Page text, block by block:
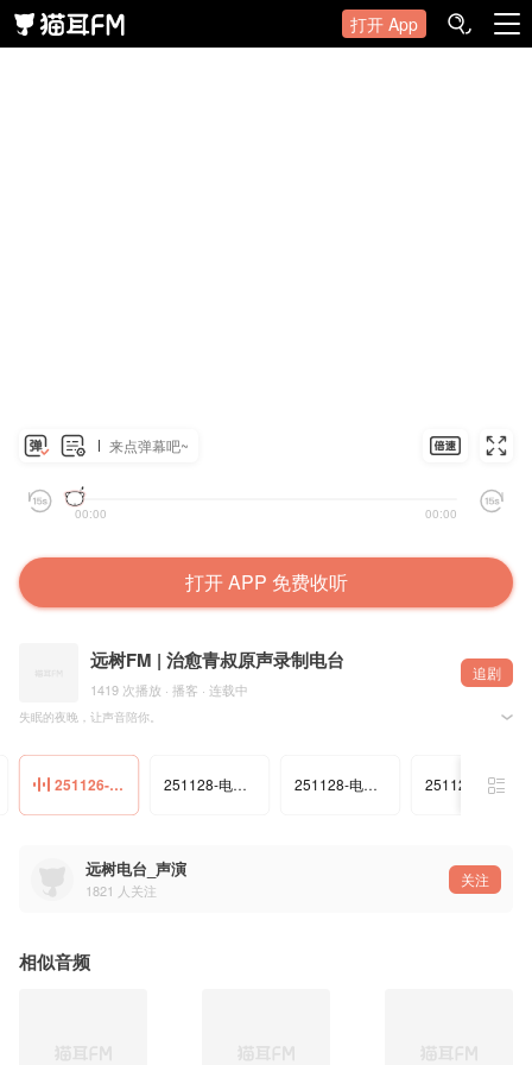
打开 App
来点弹幕吧~
00:00 00:00
打开 APP 免费收听
远树FM | 治愈青叔原声录制电台
1419 次播放 · 播客 · 连载中
追剧
失眠的夜晚，让声音陪你。
251126-电台-时光如水-66 251128-电台-落潮的夜里没有人听见 251128-电台-鞋尖上的裂痕-司命 251128-电台-心脏不会说谎
远树电台_声演
1821 人关注
关注
相似音频